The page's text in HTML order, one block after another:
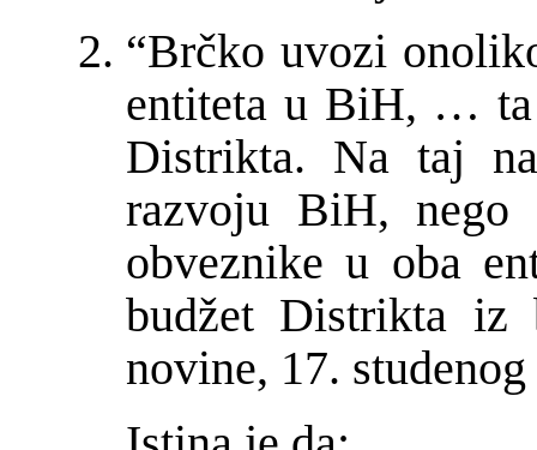
“Brčko uvozi
entiteta u BiH, … ta
Distrikta. Na taj
razvoju BiH, nego
obveznike u oba
budžet Distrikta iz
novine, 17.